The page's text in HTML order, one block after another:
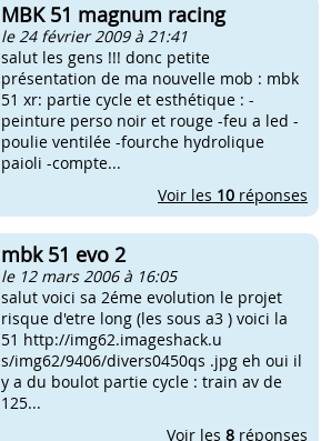
MBK 51 magnum racing
le 24 février 2009 à 21:41
salut les gens !!! donc petite
présentation de ma nouvelle mob : mbk
51 xr: partie cycle et esthétique : -
peinture perso noir et rouge -feu a led -
poulie ventilée -fourche hydrolique
paioli -compte...
Voir les 10 réponses
mbk 51 evo 2
le 12 mars 2006 à 16:05
salut voici sa 2éme evolution le projet
risque d'etre long (les sous a3 ) voici la
51 http://img62.imageshack.u
s/img62/9406/divers0450qs .jpg eh oui il
y a du boulot partie cycle : train av de
125...
Voir les 8 réponses